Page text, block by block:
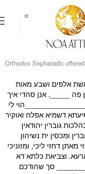
to
content
Orthodox Sepharadic
אלפים ושבע מאות
פה _____, אנן סהדי איך
לי
דשמיא אפלח ואוקיר
גוברין יהודאין
ומכסין ית נשיהון
דחזי ליכי, ומזוניכי
ארעא. וצביאת כלתא דא
סך שהודכם